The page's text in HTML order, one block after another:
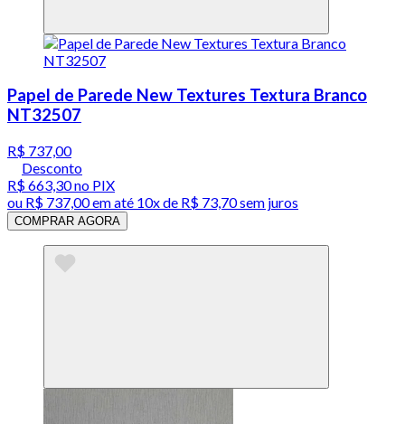
Papel de Parede New Textures Textura Branco
NT32507
R$ 737,00
Desconto
R$ 663,30no PIX
ou R$ 737,00em até 10x de R$ 73,70 sem juros
COMPRAR AGORA